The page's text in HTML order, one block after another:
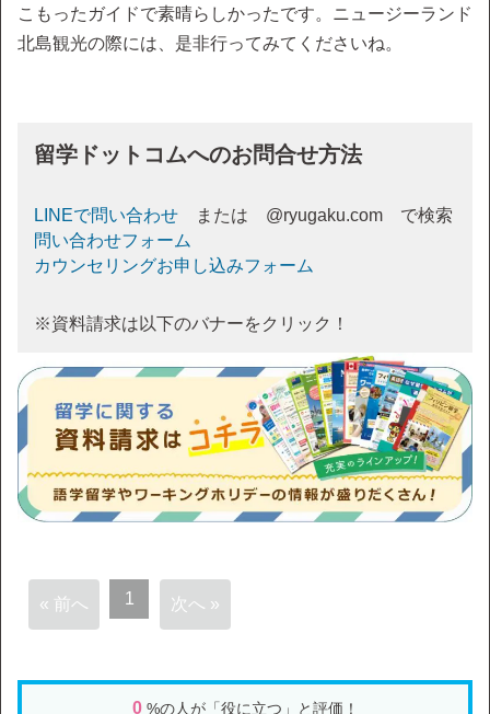
こもったガイドで素晴らしかったです。ニュージーランド
北島観光の際には、是非行ってみてくださいね。
留学ドットコムへのお問合せ方法
LINEで問い合わせ または @ryugaku.com で検索
問い合わせフォーム
カウンセリングお申し込みフォーム
※資料請求は以下のバナーをクリック！
« 前へ 1 次へ »
0%の人が「役に立つ」と評価！